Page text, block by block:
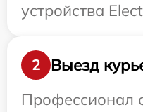
устройства
2
Выезд
Профессионал